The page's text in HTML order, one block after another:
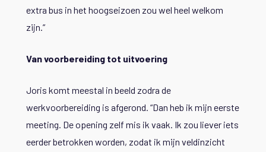
extra bus in het hoogseizoen zou wel heel welkom
zijn.”
Van voorbereiding tot uitvoering
Joris komt meestal in beeld zodra de
werkvoorbereiding is afgerond. “Dan heb ik mijn eerste
meeting. De opening zelf mis ik vaak. Ik zou liever iets
eerder betrokken worden, zodat ik mijn veldinzicht